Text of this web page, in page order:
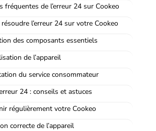
fréquentes de l’erreur 24 sur Cookeo
l’erreur 24 sur votre Cookeo
des composants essentiels
de l’appareil
du service consommateur
24 : conseils et astuces
régulièrement votre Cookeo
correcte de l’appareil